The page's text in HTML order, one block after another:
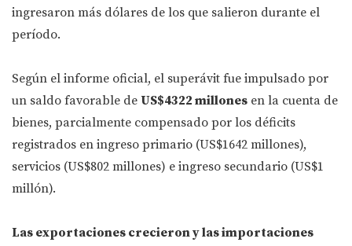
ingresaron más dólares de los que salieron durante el
período.
Según el informe oficial, el superávit fue impulsado por
un saldo favorable de US$4322 millones en la cuenta de
bienes, parcialmente compensado por los déficits
registrados en ingreso primario (US$1642 millones),
servicios (US$802 millones) e ingreso secundario (US$1
millón).
Las exportaciones crecieron y las importaciones